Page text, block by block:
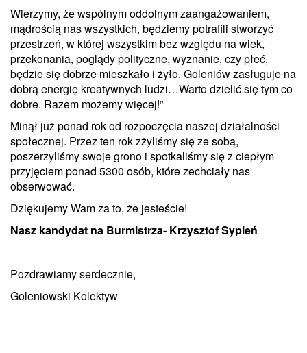
Wierzymy, że wspólnym oddolnym zaangażowaniem,
mądrością nas wszystkich, będziemy potrafili stworzyć
przestrzeń, w której wszystkim bez względu na wiek,
przekonania, poglądy polityczne, wyznanie, czy płeć,
będzie się dobrze mieszkało i żyło. Goleniów zasługuje na
dobrą energię kreatywnych ludzi…Warto dzielić się tym co
dobre. Razem możemy więcej!”
Minął już ponad rok od rozpoczęcia naszej działalności
społecznej. Przez ten rok zżyliśmy się ze sobą,
poszerzyliśmy swoje grono i spotkaliśmy się z ciepłym
przyjęciem ponad 5300 osób, które zechciały nas
obserwować.
Dziękujemy Wam za to, że jesteście!
Nasz kandydat na Burmistrza- Krzysztof Sypień
Pozdrawiamy serdecznie,
Goleniowski Kolektyw